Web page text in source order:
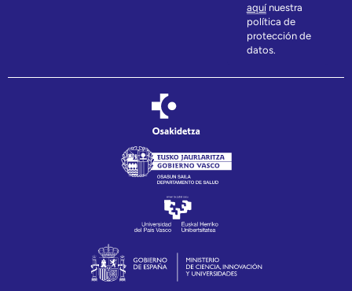
aquínuestra
política de
protección de
datos.